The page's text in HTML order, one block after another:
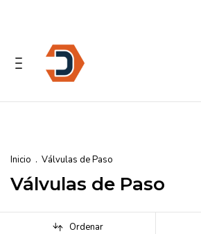
Inicio . Válvulas de Paso
Válvulas de Paso
Ordenar